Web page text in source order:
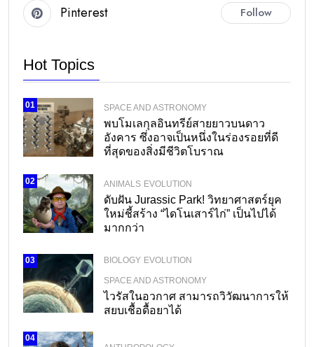
Pinterest Follow
Hot Topics
01 SPACE AND ASTRONOMY
พบโมเลกุลอินทรีย์สายยาวบนดาว
อังคาร ซึ่งอาจเป็นหนึ่งในร่องรอยที่ดี
ที่สุดของสิ่งมีชีวิตโบราณ
02 ANIMALS EVOLUTION
ดับฝัน Jurassic Park! วิทยาศาสตร์ยุค
ใหม่ชี้สร้าง “ไดโนเสาร์ไก่” เป็นไปได้
มากกว่า
03 BIOLOGY EVOLUTION
SPACE AND ASTRONOMY
ไวรัสในอวกาศ สามารถวิวัฒนาการให้
สยบเชื้อดื้อยาได้
04